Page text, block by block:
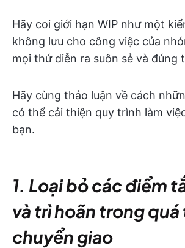
Hãy coi giới hạn WIP như một
không lưu cho công việc của
mọi thứ diễn ra suôn sẻ và đúng
Hãy cùng thảo luận về cách
có thể cải thiện quy trình làm
bạn.
1. Loại bỏ các điểm
và trì hoãn trong quá
chuyển giao